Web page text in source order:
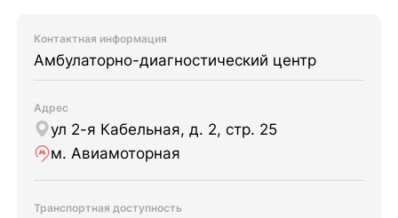
Контактная информация
Амбулаторно-диагностический центр
Адрес
ул 2-я Кабельная, д. 2, стр. 25
м. Авиамоторная
Транспортная доступность